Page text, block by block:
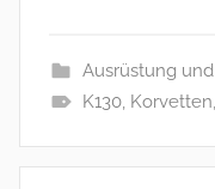
Ausrüstung
K130, Korvetten,